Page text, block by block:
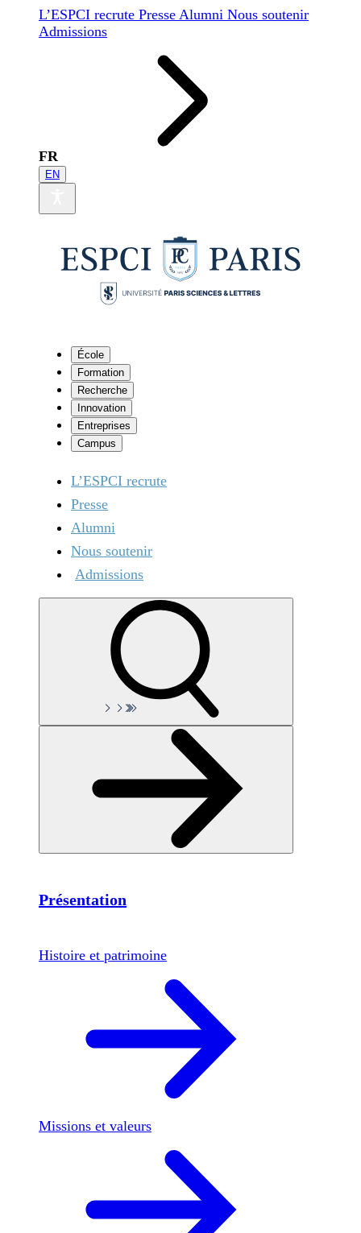
L’ESPCI recrute Presse Alumni Nous soutenir
Admissions
FR
EN
École
Formation
Recherche
Innovation
Entreprises
Campus
L’ESPCI recrute
Presse
Alumni
Nous soutenir
Admissions
Présentation
Histoire et patrimoine
Missions et valeurs